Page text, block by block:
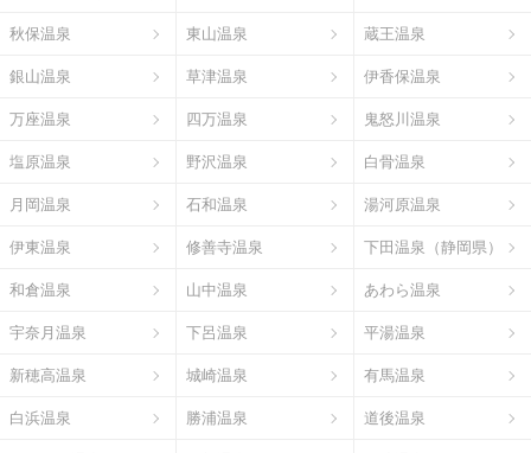
秋保温泉 東山温泉 蔵王温泉
銀山温泉 草津温泉 伊香保温泉
万座温泉 四万温泉 鬼怒川温泉
塩原温泉 野沢温泉 白骨温泉
月岡温泉 石和温泉 湯河原温泉
伊東温泉 修善寺温泉 下田温泉（静岡県）
和倉温泉 山中温泉 あわら温泉
宇奈月温泉 下呂温泉 平湯温泉
新穂高温泉 城崎温泉 有馬温泉
白浜温泉 勝浦温泉 道後温泉